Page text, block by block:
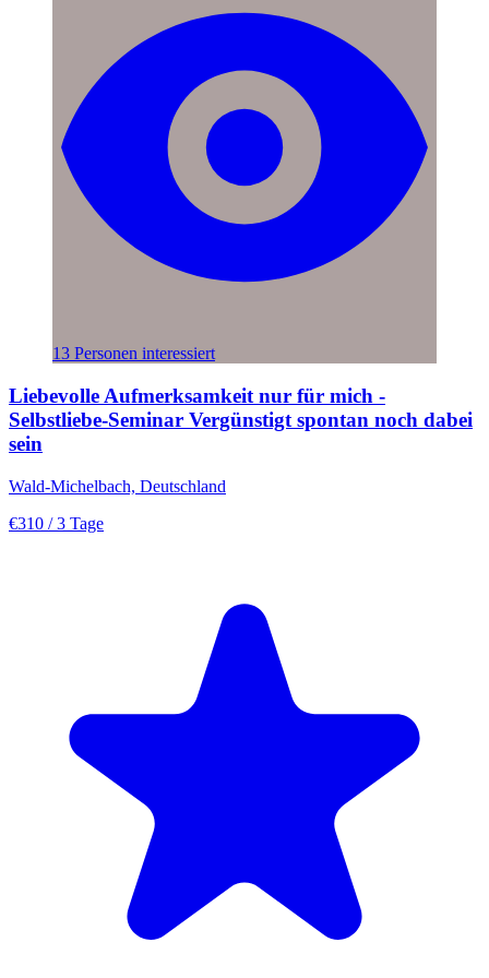
13 Personen interessiert
Liebevolle Aufmerksamkeit nur für mich -
Selbstliebe-Seminar Vergünstigt spontan noch dabei
sein
Wald-Michelbach, Deutschland
€310 / 3 Tage